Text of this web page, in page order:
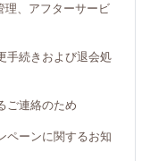
理、アフターサービ
手続きおよび退会処
ご連絡のため
ペーンに関するお知